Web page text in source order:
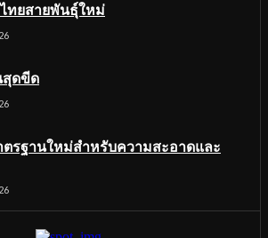
ทยสายพันธุ์ใหม่
สุดขีด
ตรฐานใหม่สำหรับความสะอาดและ